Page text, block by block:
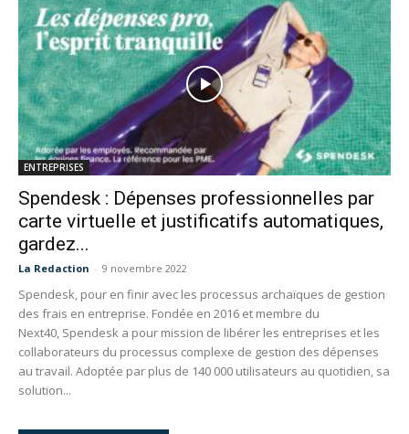
ENTREPRISES
Spendesk : Dépenses professionnelles par
carte virtuelle et justificatifs automatiques,
gardez...
La Redaction - 9 novembre 2022
Spendesk, pour en finir avec les processus archaïques de gestion
des frais en entreprise. Fondée en 2016 et membre du
Next40, Spendesk a pour mission de libérer les entreprises et les
collaborateurs du processus complexe de gestion des dépenses
au travail. Adoptée par plus de 140 000 utilisateurs au quotidien, sa
solution...